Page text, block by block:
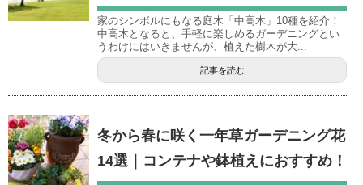
家のシンボルにもなる庭木「中高木」10種を紹介！
中高木となると、手軽に楽しめるガーデニングとい
うわけにはいきませんが、植えた樹木が大...
記事を読む
冬から春に咲く一年草ガーデニング花
14選｜コンテナや鉢植えにおすすめ！